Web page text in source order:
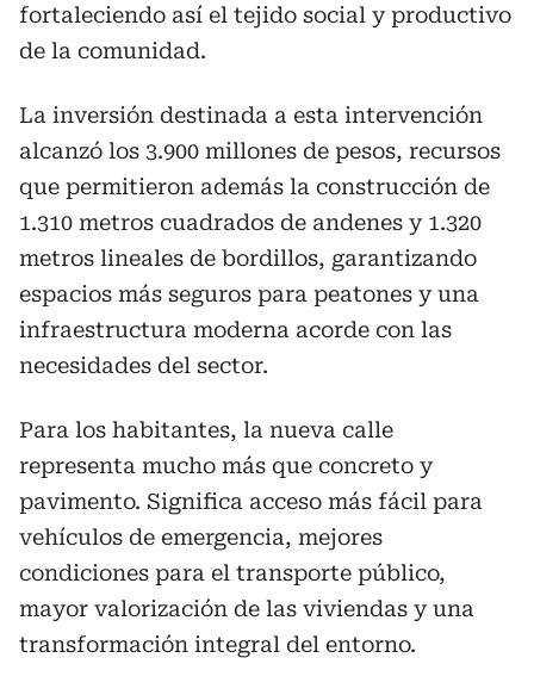
fortaleciendo así el tejido social y productivo
de la comunidad.
La inversión destinada a esta intervención
alcanzó los 3.900 millones de pesos, recursos
que permitieron además la construcción de
1.310 metros cuadrados de andenes y 1.320
metros lineales de bordillos, garantizando
espacios más seguros para peatones y una
infraestructura moderna acorde con las
necesidades del sector.
Para los habitantes, la nueva calle
representa mucho más que concreto y
pavimento. Significa acceso más fácil para
vehículos de emergencia, mejores
condiciones para el transporte público,
mayor valorización de las viviendas y una
transformación integral del entorno.